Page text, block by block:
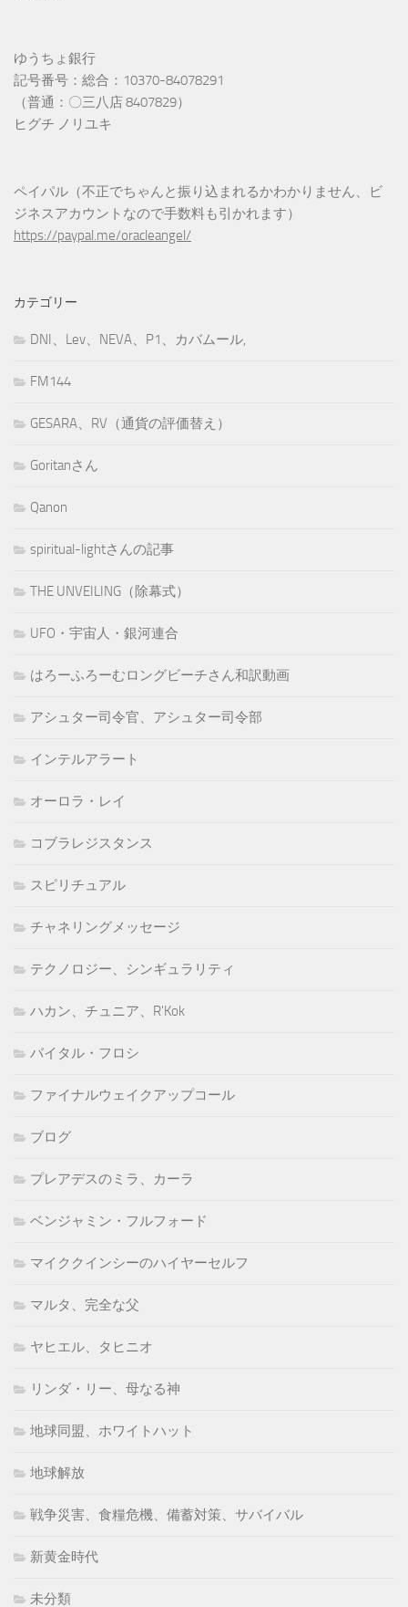
ゆうちょ銀行
記号番号：総合：10370-84078291
（普通：〇三八店 8407829）
ヒグチ ノリユキ
ペイパル（不正でちゃんと振り込まれるかわかりません、ビ
ジネスアカウントなので手数料も引かれます）
https://paypal.me/oracleangel/
カテゴリー
DNI、Lev、NEVA、P1、カバムール,
FM144
GESARA、RV（通貨の評価替え）
Goritanさん
Qanon
spiritual-lightさんの記事
THE UNVEILING（除幕式）
UFO・宇宙人・銀河連合
はろーふろーむロングビーチさん和訳動画
アシュター司令官、アシュター司令部
インテルアラート
オーロラ・レイ
コブラレジスタンス
スピリチュアル
チャネリングメッセージ
テクノロジー、シンギュラリティ
ハカン、チュニア、R'Kok
バイタル・フロシ
ファイナルウェイクアップコール
ブログ
プレアデスのミラ、カーラ
ベンジャミン・フルフォード
マイククインシーのハイヤーセルフ
マルタ、完全な父
ヤヒエル、タヒニオ
リンダ・リー、母なる神
地球同盟、ホワイトハット
地球解放
戦争災害、食糧危機、備蓄対策、サバイバル
新黄金時代
未分類